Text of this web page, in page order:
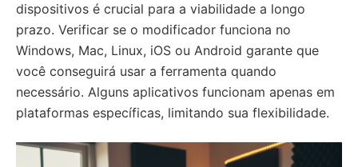
dispositivos é crucial para a viabilidade a longo
prazo. Verificar se o modificador funciona no
Windows, Mac, Linux, iOS ou Android garante que
você conseguirá usar a ferramenta quando
necessário. Alguns aplicativos funcionam apenas em
plataformas específicas, limitando sua flexibilidade.